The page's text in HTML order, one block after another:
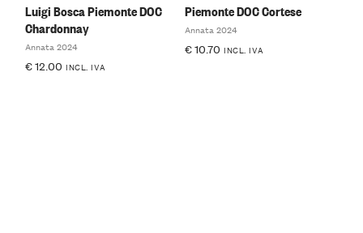
Luigi Bosca Piemonte DOC
Chardonnay
Annata 2024
€12.00 INCL. IVA
Piemonte DOC Cortese
Annata 2024
€10.70 INCL. IVA